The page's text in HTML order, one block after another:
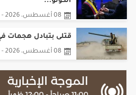
08 أغسطس، 2026 - 11:08am
قتلى بتبادل هجمات
08 أغسطس، 2026 - 09:08am